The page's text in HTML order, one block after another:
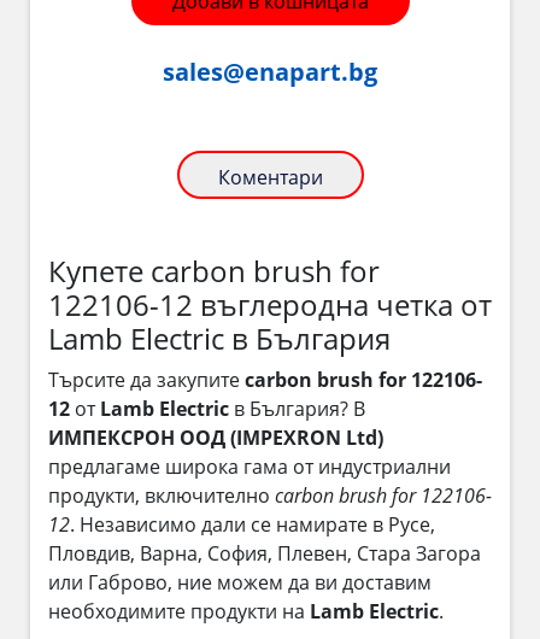
sales@enapart.bg
Коментари
Купете carbon brush for
122106-12 въглеродна четка от
Lamb Electric в България
Търсите да закупитеcarbon brush for 122106-
12 отLamb Electric в България? В
ИМПЕКСРОН ООД (IMPEXRON Ltd)
предлагаме широка гама от индустриални
продукти, включително carbon brush for 122106-
12. Независимо дали се намирате в Русе,
Пловдив, Варна, София, Плевен, Стара Загора
или Габрово, ние можем да ви доставим
необходимите продукти на Lamb Electric.